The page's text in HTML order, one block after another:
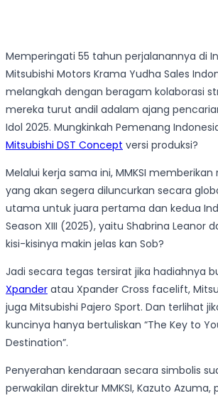
Memperingati 55 tahun perjalanannya di
Mitsubishi Motors Krama Yudha Sales
melangkah dengan beragam kolaborasi
mereka turut andil adalam ajang
Idol 2025. Mungkinkah Pemenang
Mitsubishi DST Concept versi produksi?
Melalui kerja sama ini, MMKSI
yang akan segera diluncurkan secara
utama untuk juara pertama dan kedua
Season XIII (2025), yaitu Shabrina Leanor
kisi-kisinya makin jelas kan Sob?
Jadi secara tegas tersirat jika hadiahnya
Xpander atau Xpander Cross facelift,
juga Mitsubishi Pajero Sport. Dan terlihat
kuncinya hanya bertuliskan “The Key to
Destination”.
Penyerahan kendaraan secara simbolis
perwakilan direktur MMKSI, Kazuto